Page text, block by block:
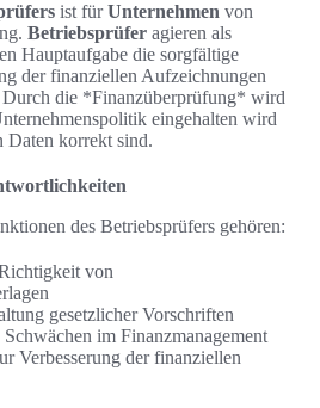
ist fürUnternehmen von
Betriebsprüfer agieren als
Hauptaufgabe die sorgfältige
der finanziellen Aufzeichnungen
Durch die *Finanzüberprüfung* wird
eingehalten wird
Daten korrekt sind.
des Betriebsprüfers gehören:
von
gesetzlicher Vorschriften
im Finanzmanagement
Verbesserung der finanziellen